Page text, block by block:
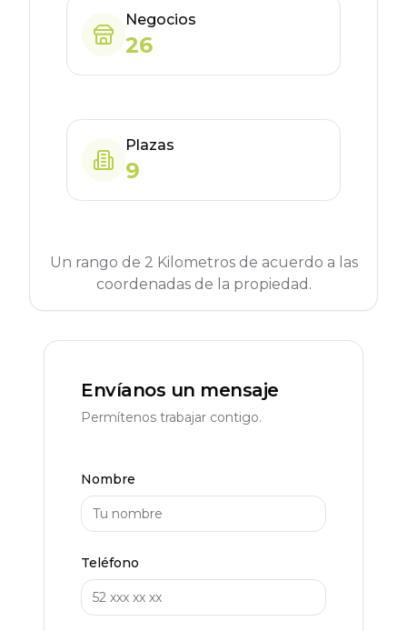
Negocios
26
Plazas
9
Un rango de 2 Kilometros de acuerdo a las
coordenadas de la propiedad.
Envíanos un mensaje
Permítenos trabajar contigo.
Nombre
Teléfono